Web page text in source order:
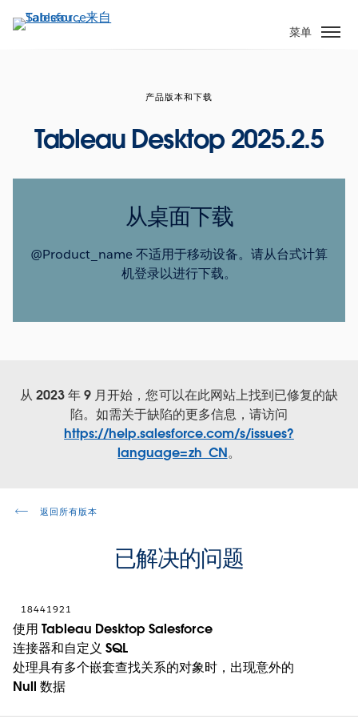
转
菜单
产品版本和下载
Tableau Desktop 2025.2.5
从桌面下载
@Product_name 不适用于移动设备。请从台式计算
机登录以进行下载。
从 2023 年 9 月开始，您可以在此网站上找到已修复的缺
陷。如需关于缺陷的更多信息，请访问
https://help.salesforce.com/s/issues?
language=zh_CN。
返回所有版本
已解决的问题
18441921
使用 Tableau Desktop Salesforce
连接器和自定义 SQL
处理具有多个嵌套查找关系的对象时，出现意外的
Null 数据